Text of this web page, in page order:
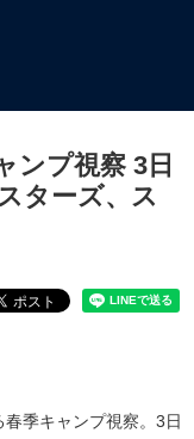
ンプ視察 3日
ターズ、ス
季キャンプ視察。3日